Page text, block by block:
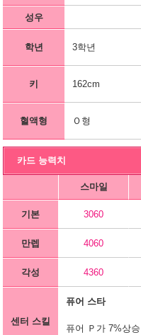
성우
학년 3학년
키 162cm
혈액형 Ｏ형
카드 능력치
스마일
기본 3060
만렙 4060
각성 4360
센터 스킬
퓨어 스타
퓨어 Ｐ가 7%상승